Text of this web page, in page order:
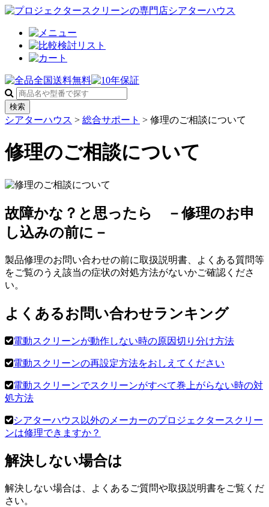
検索
シアターハウス > 総合サポート > 修理のご相談について
修理のご相談について
故障かな？と思ったら －修理のお申
し込みの前に－
製品修理のお問い合わせの前に取扱説明書、よくある質問等
をご覧のうえ該当の症状の対処方法がないかご確認くださ
い。
よくあるお問い合わせランキング
電動スクリーンが動作しない時の原因切り分け方法
電動スクリーンの再設定方法をおしえてください
電動スクリーンでスクリーンがすべて巻上がらない時の対
処方法
シアターハウス以外のメーカーのプロジェクタースクリー
ンは修理できますか？
解決しない場合は
解決しない場合は、よくあるご質問や取扱説明書をご覧くだ
さい。